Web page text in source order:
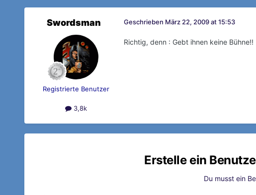
Swordsman
Registrierte Benutzer
3,8k
Geschrieben März 22, 2009 at 15:53
Richtig, denn : Gebt ihnen keine Bühne!!
Erstelle ein
Du musst ein